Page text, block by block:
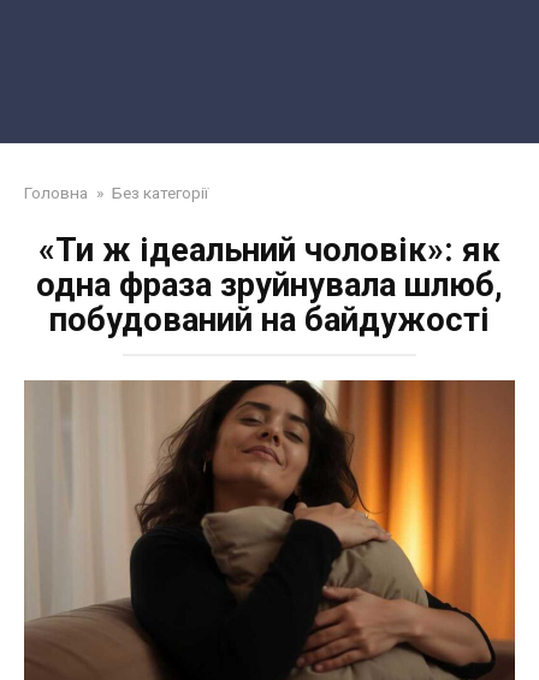
Головна » Без категорії
«Ти ж ідеальний чоловік»: як
одна фраза зруйнувала шлюб,
побудований на байдужості